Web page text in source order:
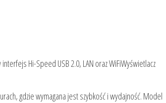
Hi-Speed USB 2.0, LAN oraz WiFiWyświetlacz
gdzie wymagana jest szybkość i wydajność. Model